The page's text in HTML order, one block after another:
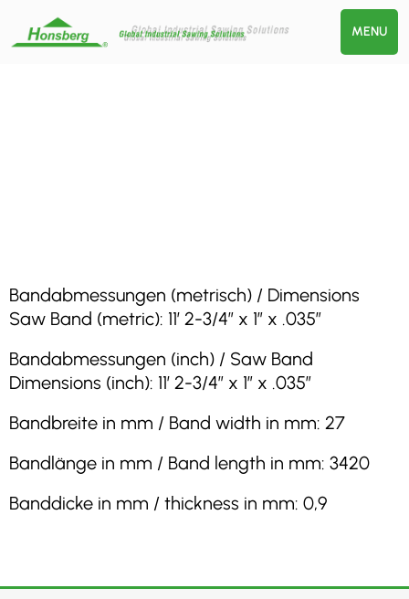
MENU
Bandabmessungen (metrisch) / Dimensions
Saw Band (metric): 11′ 2-3/4″ x 1″ x .035″
Bandabmessungen (inch) / Saw Band
Dimensions (inch): 11′ 2-3/4″ x 1″ x .035″
Bandbreite in mm / Band width in mm: 27
Bandlänge in mm / Band length in mm: 3420
Banddicke in mm / thickness in mm: 0,9